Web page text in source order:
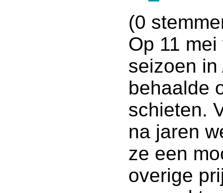
(0
Op 11
seizoen in
behaalde
schieten.
na jaren
ze een
overige